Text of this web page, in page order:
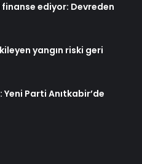
ediyor: Devreden
yangın riski geri
Parti Anıtkabir’de